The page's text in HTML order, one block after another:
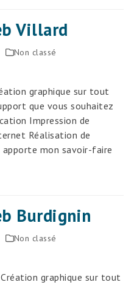
Villard
Non classé
graphique sur tout
que vous souhaitez
Impression de
Réalisation de
mon savoir-faire
Burdignin
Non classé
graphique sur tout